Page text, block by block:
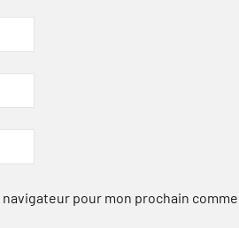
pour mon prochain